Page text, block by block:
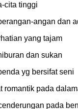
cita tinggi
angan dan
yang tajam
dan sukan
yg bersifat seni
romantik pada
pada